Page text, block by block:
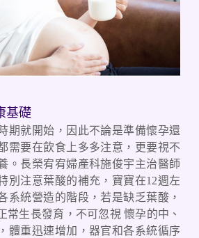
基礎
期就開始，因此不論是準備懷孕還
需要在飲食上多多注意，更要視不
。長榮宥宥婦產科施俊宇主治醫師
別注意葉酸的補充，寶寶在12週左
系統營造的階段，若是缺乏葉酸，
常生長發育，不可忽視 懷孕的中、
體重迅速增加，器官和各系統循序